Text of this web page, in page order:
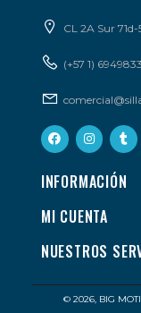
CL 2A Sur
(+57 1)
INFORMACIÓN
MI CUENTA
NUESTROS
© 2026, BIG